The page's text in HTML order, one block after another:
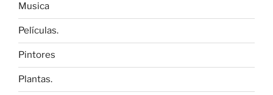
Musica
Películas.
Pintores
Plantas.